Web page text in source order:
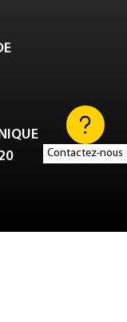
Contactez-nous